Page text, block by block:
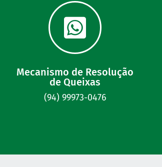
Mecanismo de Resolução
de Queixas
(94) 99973-0476